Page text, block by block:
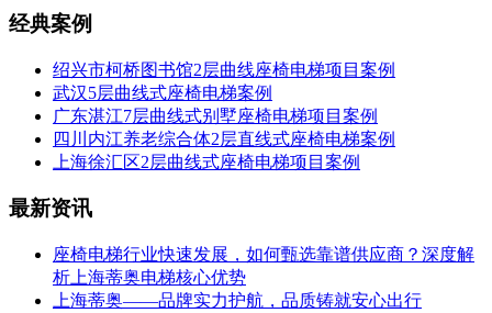
经典案例
绍兴市柯桥图书馆2层曲线座椅电梯项目案例
武汉5层曲线式座椅电梯案例
广东湛江7层曲线式别墅座椅电梯项目案例
四川内江养老综合体2层直线式座椅电梯案例
上海徐汇区2层曲线式座椅电梯项目案例
最新资讯
座椅电梯行业快速发展，如何甄选靠谱供应商？深度解
析上海蒂奥电梯核心优势
上海蒂奥——品牌实力护航，品质铸就安心出行